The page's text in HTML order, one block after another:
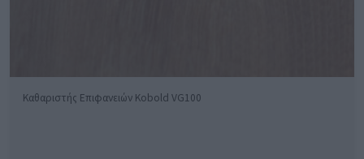
Καθαριστής Επιφανειών Kobold VG100